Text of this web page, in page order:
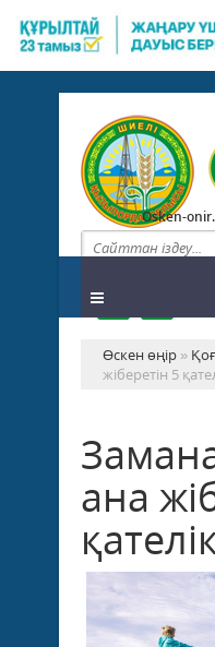
Osken-
Өскен өңір »
жіберетін 5
ана